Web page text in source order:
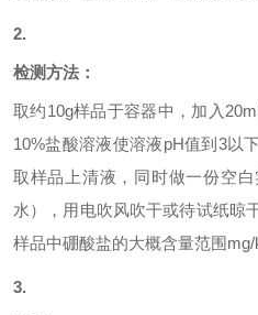
2.
检测方法：
取约10g样品于容器中，加入
10%盐酸溶液使溶液pH值到 3以
取样品上清液，同时做一份空
水），用电吹风吹干或待试纸晾
样品中硼酸盐的大概含量范围
3.